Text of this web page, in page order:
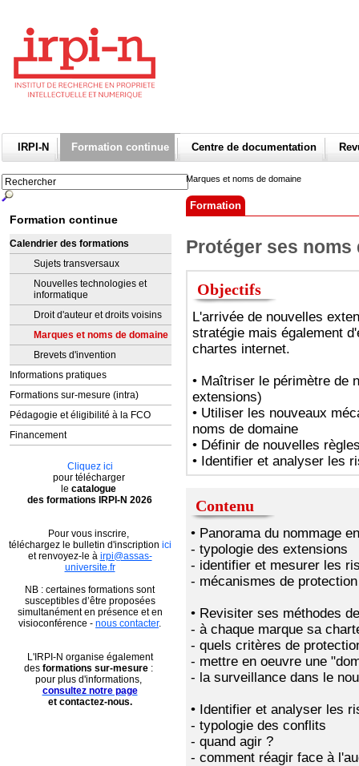
IRPI-N Formation continue Centre de documentation
Formation continue
Calendrier des formations
Sujets transversaux
Nouvelles technologies et
informatique
Droit d'auteur et droits voisins
Marques et noms de domaine
Brevets d'invention
Informations pratiques
Formations sur-mesure (intra)
Pédagogie et éligibilité à la FCO
Financement
Cliquez ici
pour télécharger
le catalogue
des formations IRPI-N 2026
Pour vous inscrire,
téléchargez le bulletin d'inscription ici
et renvoyez-le à irpi@assas-
universite.fr
​NB : certaines formations sont
susceptibles d’être proposées
simultanément en présence et en
visioconférence - nous contacter.
L'IRPI-N organise également
des formations sur-mesure :
pour plus d'informations,
consultez notre page
et contactez-nous.
Marques et noms de domaine
Formation
Protéger ses noms
Objectifs
L'arrivée de nouvelles
stratégie mais également
chartes internet.
• Maîtriser le périmètre de
extensions)
• Utiliser les nouveaux
noms de domaine
• Définir de nouvelles
• Identifier et analyser les
Contenu
• Panorama du nommage
- typologie des extensions
- identifier et mesurer les
- mécanismes de protection
• Revisiter ses méthodes
- à chaque marque sa
- quels critères de
- mettre en oeuvre une
- la surveillance dans le
• Identifier et analyser les
- typologie des conflits
- quand agir ?
- comment réagir face à